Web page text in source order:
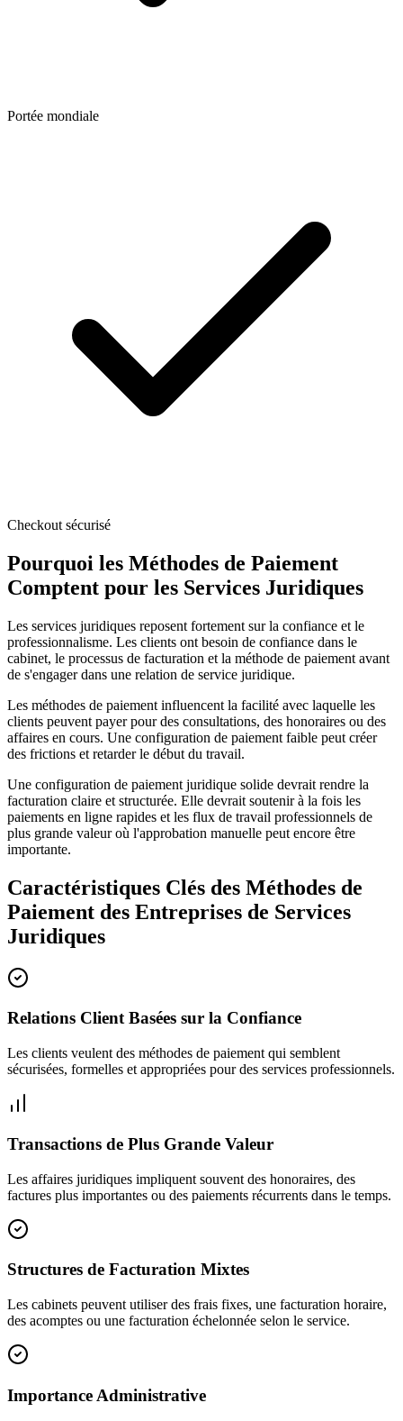
Portée mondiale
Checkout sécurisé
Pourquoi les Méthodes de Paiement
Comptent pour les Services Juridiques
Les services juridiques reposent fortement sur la confiance et le
professionnalisme. Les clients ont besoin de confiance dans le
cabinet, le processus de facturation et la méthode de paiement avant
de s'engager dans une relation de service juridique.
Les méthodes de paiement influencent la facilité avec laquelle les
clients peuvent payer pour des consultations, des honoraires ou des
affaires en cours. Une configuration de paiement faible peut créer
des frictions et retarder le début du travail.
Une configuration de paiement juridique solide devrait rendre la
facturation claire et structurée. Elle devrait soutenir à la fois les
paiements en ligne rapides et les flux de travail professionnels de
plus grande valeur où l'approbation manuelle peut encore être
importante.
Caractéristiques Clés des Méthodes de
Paiement des Entreprises de Services
Juridiques
Relations Client Basées sur la Confiance
Les clients veulent des méthodes de paiement qui semblent
sécurisées, formelles et appropriées pour des services professionnels.
Transactions de Plus Grande Valeur
Les affaires juridiques impliquent souvent des honoraires, des
factures plus importantes ou des paiements récurrents dans le temps.
Structures de Facturation Mixtes
Les cabinets peuvent utiliser des frais fixes, une facturation horaire,
des acomptes ou une facturation échelonnée selon le service.
Importance Administrative